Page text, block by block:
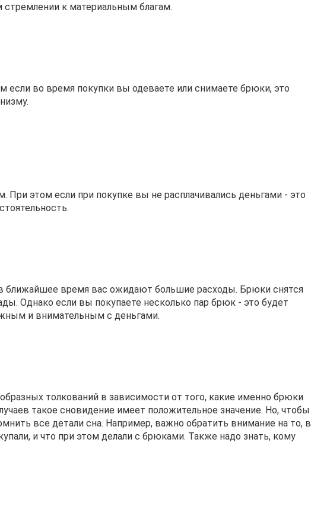
к материальным благам.
если во время покупки вы одеваете или снимаете брюки, это
этом если при покупке вы не расплачивались деньгами - это
ближайшее время вас ожидают большие расходы. Брюки снятся
Однако если вы покупаете несколько пар брюк - это будет
и внимательным с деньгами.
толкований в зависимости от того, какие именно брюки
такое сновидение имеет положительное значение. Но, чтобы
все детали сна. Например, важно обратить внимание на то, в
и что при этом делали с брюками. Также надо знать, кому